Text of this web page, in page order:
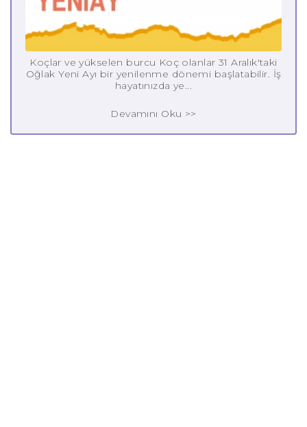
Koçlar ve yükselen burcu Koç olanlar 31 Aralık'taki
Oğlak Yeni Ayı bir yenilenme dönemi başlatabilir. İş
hayatınızda ye...
Devamını Oku >>